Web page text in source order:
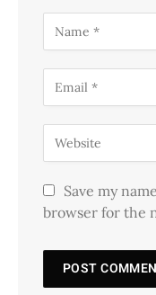
Save my
browser for the